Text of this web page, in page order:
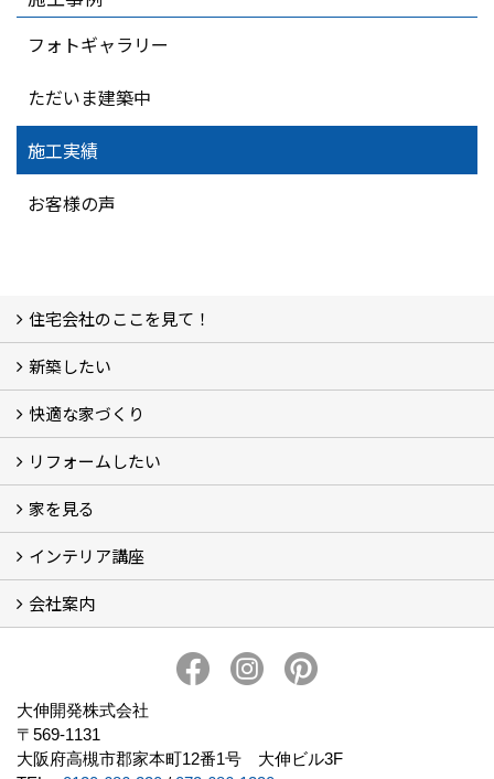
フォトギャラリー
ただいま建築中
施工実績
お客様の声
住宅会社のここを見て！
家づくりをはじめる前に
施主をラクさせる会社とは？
理想の家を建てるには？
新築したい
こだわり
大伸の家づくり体制
地熱＆太陽光の家
家づくりスケジュール
アフター・保証体制
快適な家づくり
建替えたい
リフォームしたい
小さなリフォーム
大きなリフォーム
ビフォーアフター
家を見る
お客様の声
フォトギャラリー
ただいま建築中
施工実績
インテリア講座
イベント予告
イベント報告
会社案内
プライバシーポリシー
大伸開発株式会社
〒569-1131
大阪府高槻市郡家本町12番1号 大伸ビル3F